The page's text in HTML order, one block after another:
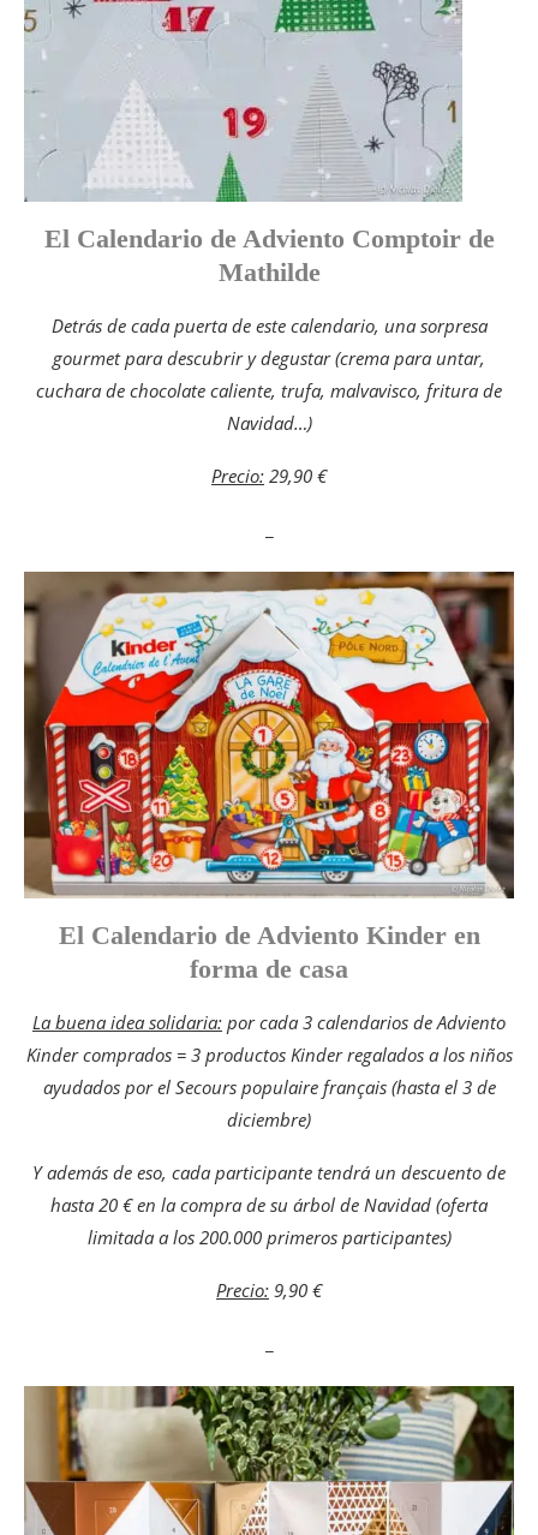
El Calendario de Adviento Comptoir de
Mathilde
Detrás de cada puerta de este calendario, una sorpresa
gourmet para descubrir y degustar (crema para untar,
cuchara de chocolate caliente, trufa, malvavisco, fritura de
Navidad…)
Precio: 29,90 €
El Calendario de Adviento Kinder en
forma de casa
La buena idea solidaria: por cada 3 calendarios de Adviento
Kinder comprados = 3 productos Kinder regalados a los niños
ayudados por el Secours populaire français (hasta el 3 de
diciembre)
Y además de eso, cada participante tendrá un descuento de
hasta 20 € en la compra de su árbol de Navidad (oferta
limitada a los 200.000 primeros participantes)
Precio: 9,90 €